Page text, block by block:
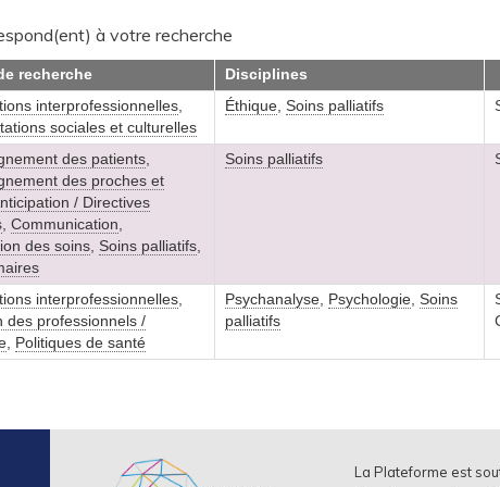
à votre recherche
recherche Disciplines
interprofessionnelles
sociales et culturelles
Éthique Soins palliatifs
des patients
des proches et
/ Directives
Communication
des soins Soins palliatifs
Soins palliatifs
interprofessionnelles
des professionnels /
Politiques de santé
Psychanalyse Psychologie Soins
palliatifs
La Plateforme est